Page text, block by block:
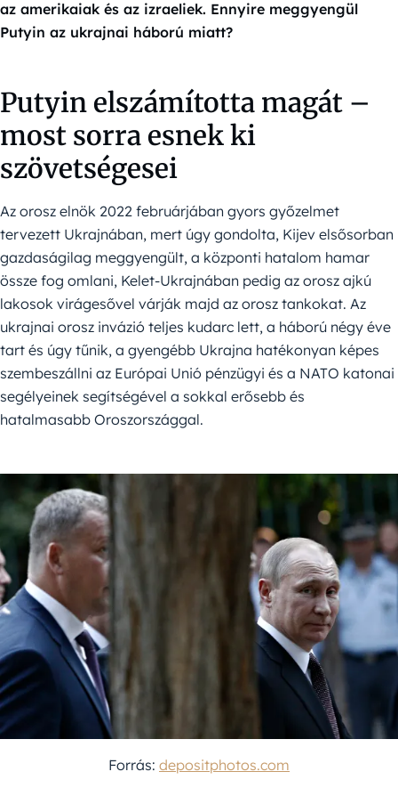
az amerikaiak és az izraeliek. Ennyire meggyengül
Putyin az ukrajnai háború miatt?
Putyin elszámította magát –
most sorra esnek ki
szövetségesei
Az orosz elnök 2022 februárjában gyors győzelmet
tervezett Ukrajnában, mert úgy gondolta, Kijev elsősorban
gazdaságilag meggyengült, a központi hatalom hamar
össze fog omlani, Kelet-Ukrajnában pedig az orosz ajkú
lakosok virágesővel várják majd az orosz tankokat. Az
ukrajnai orosz invázió teljes kudarc lett, a háború négy éve
tart és úgy tűnik, a gyengébb Ukrajna hatékonyan képes
szembeszállni az Európai Unió pénzügyi és a NATO katonai
segélyeinek segítségével a sokkal erősebb és
hatalmasabb Oroszországgal.
Forrás: depositphotos.com